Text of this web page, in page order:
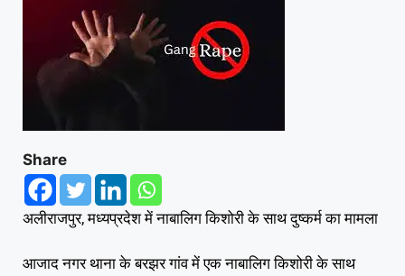
Share
अलीराजपुर, मध्यप्रदेश में नाबालिग किशोरी के साथ दुष्कर्म का मामला
आजाद नगर थाना के बरझर गांव में एक नाबालिग किशोरी के साथ